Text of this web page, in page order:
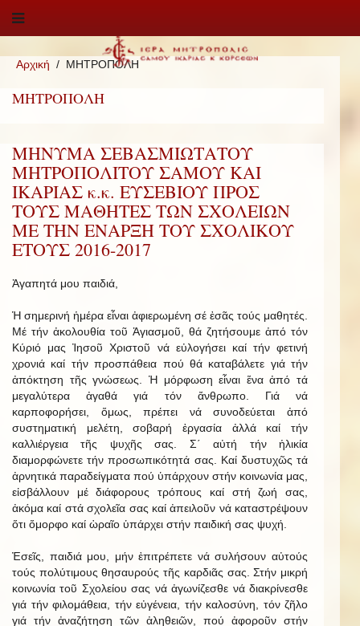
Αρχική ΜΗΤΡΟΠΟΛΗ
ΜΗΤΡΟΠΟΛΗ
ΜΗΝΥΜΑ ΣΕΒΑΣΜΙΩΤΑΤΟΥ
ΜΗΤΡΟΠΟΛΙΤΟΥ ΣΑΜΟΥ ΚΑΙ
ΙΚΑΡΙΑΣ κ.κ. ΕΥΣΕΒΙΟΥ ΠΡΟΣ
ΤΟΥΣ ΜΑΘΗΤΕΣ ΤΩΝ ΣΧΟΛΕΙΩΝ
ΜΕ ΤΗΝ ΕΝΑΡΞΗ ΤΟΥ ΣΧΟΛΙΚΟΥ
ΕΤΟΥΣ 2016-2017
Ἀγαπητά μου παιδιά,
Ἡ σημερινή ἡμέρα εἶναι ἀφιερωμένη σέ ἐσᾶς τούς μαθητές.
Μέ τήν ἀκολουθία τοῦ Ἁγιασμοῦ, θά ζητήσουμε ἀπό τόν
Κύριό μας Ἰησοῦ Χριστοῦ νά εὐλογήσει καί τήν φετινή
χρονιά καί τήν προσπάθεια πού θά καταβάλετε γιά τήν
ἀπόκτηση τῆς γνώσεως. Ἡ μόρφωση εἶναι ἕνα ἀπό τά
μεγαλύτερα ἀγαθά γιά τόν ἄνθρωπο. Γιά νά
καρποφορήσει, ὅμως, πρέπει νά συνοδεύεται ἀπό
συστηματική μελέτη, σοβαρή ἐργασία ἀλλά καί τήν
καλλιέργεια τῆς ψυχῆς σας. Σ΄ αὐτή τήν ἡλικία
διαμορφώνετε τήν προσωπικότητά σας. Καί δυστυχῶς τά
ἀρνητικά παραδείγματα πού ὑπάρχουν στήν κοινωνία μας,
εἰσβάλλουν μέ διάφορους τρόπους καί στή ζωή σας,
ἀκόμα καί στά σχολεῖα σας καί ἀπειλοῦν νά καταστρέψουν
ὅτι ὄμορφο καί ὡραῖο ὑπάρχει στήν παιδική σας ψυχή.
Ἐσεῖς, παιδιά μου, μήν ἐπιτρέπετε νά συλήσουν αὐτούς
τούς πολύτιμους θησαυρούς τῆς καρδιᾶς σας. Στήν μικρή
κοινωνία τοῦ Σχολείου σας νά ἀγωνίζεσθε νά διακρίνεσθε
γιά τήν φιλομάθεια, τήν εὐγένεια, τήν καλοσύνη, τόν ζῆλο
γιά τήν ἀναζήτηση τῶν ἀληθειῶν, πού ἀφοροῦν στήν